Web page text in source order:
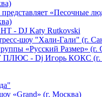
«Песочные
- DJ Katy Rutkovski
шоу "Хали-Гали" (г.
«Русский Размер» (г.
ПЛЮС - Dj Игорь КОКС (г.
«Grand» (г. Москва)